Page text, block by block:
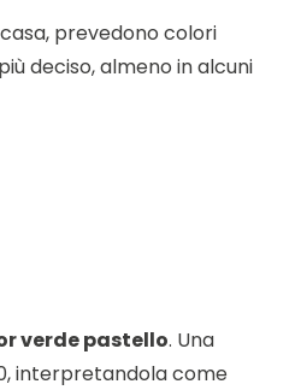
prevedono colori
deciso, almeno in alcuni
verde pastello. Una
interpretandola come